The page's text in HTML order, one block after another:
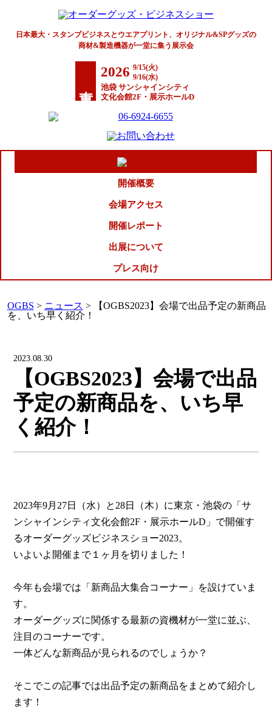
日本最大・スタンプビジネスとウエアプリント、オリジナル&SPグッズの
商材&製造機器が一堂に集う展示会
2026 9/15(火)
9/16(水)
池袋 サンシャインシティ
文化会館2F・展示ホールD
開催概要
会場アクセス
開催レポート
出展について
プレス向け
OGBS > ニュース >
【OGBS2023】会場で出品予定の新商品
を、いち早く紹介！
2023.08.30
【OGBS2023】会場で出品
予定の新商品を、いち早
く紹介！
2023年9月27日（水）と28日（木）に東京・池袋の「サ
ンシャインシティ文化会館2F・展示ホールD」で開催す
るオーダーグッズビジネスショー2023。
いよいよ開催まで１ヶ月を切りました！
今年も会場では「新商品大集合コーナー」を設けていま
す。
オーダーグッズに関係する最新の資機材が一堂に並ぶ、
注目のコーナーです。
一体どんな新商品が見られるのでしょうか？
そこでこの記事では出品予定の新商品をまとめて紹介し
ます！